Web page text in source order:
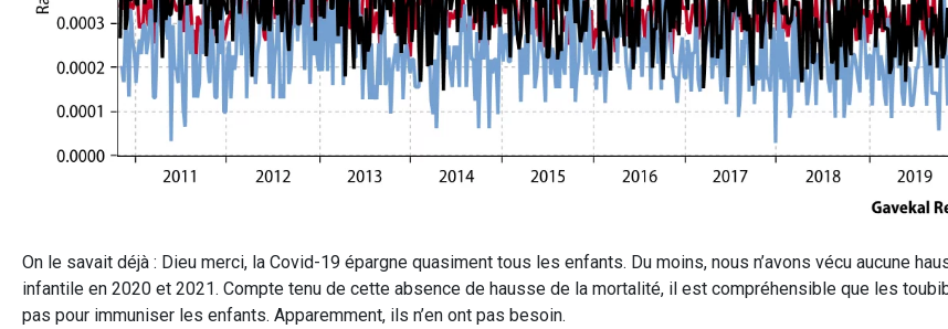
On le savait déjà : Dieu merci, la Covid-19 épargne quasiment tous les enfants. Du moins, nous n’avons vécu aucune
infantile en 2020 et 2021. Compte tenu de cette absence de hausse de la mortalité, il est compréhensible que les
pas pour immuniser les enfants. Apparemment, ils n’en ont pas besoin.